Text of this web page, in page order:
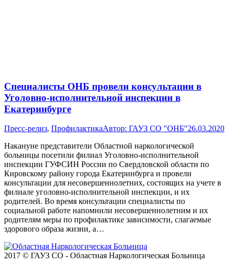
Специалисты ОНБ провели консультации в
Уголовно-исполнительной инспекции в
Екатеринбурге
Пресс-релиз, ПрофилактикаАвтор: ГАУЗ СО "ОНБ"26.03.2020
Накануне представители Областной наркологической
больницы посетили филиал Уголовно-исполнительной
инспекции ГУФСИН России по Свердловской области по
Кировскому району города Екатеринбурга и провели
консультации для несовершеннолетних, состоящих на учете в
филиале уголовно-исполнительной инспекции, и их
родителей. Во время консультации специалисты по
социальной работе напомнили несовершеннолетним и их
родителям меры по профилактике зависимости, слагаемые
здорового образа жизни, а…
2017 © ГАУЗ СО - Областная Наркологическая Больница